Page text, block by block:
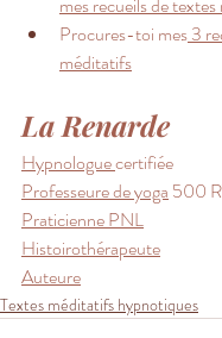
Procures-toi mes 3
méditatifs
La Renarde
Hypnologue certifiée
Professeure de yoga 500
Praticienne PNL
Histoirothérapeute
Auteure
Textes méditatifs hypnotiques